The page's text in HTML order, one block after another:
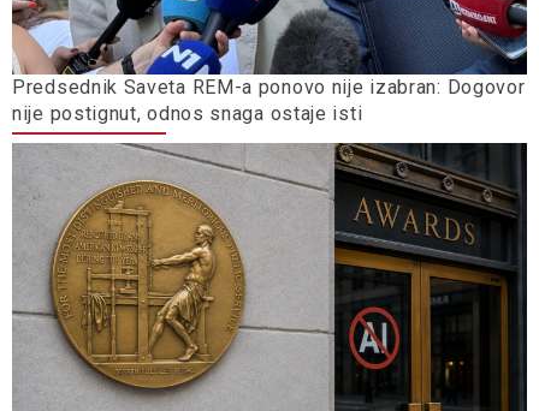
Predsednik Saveta REM-a ponovo nije izabran: Dogovor
nije postignut, odnos snaga ostaje isti